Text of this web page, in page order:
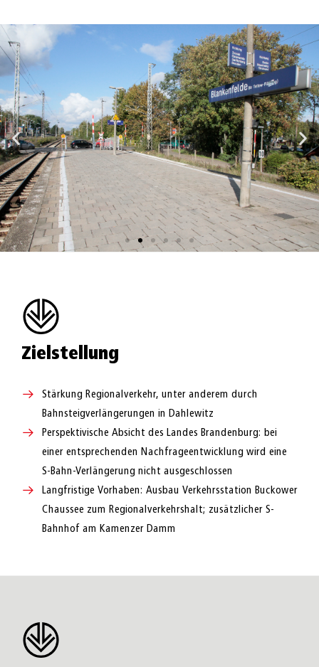
Zielstellung
Stärkung Regionalverkehr, unter anderem durch
Bahnsteigverlängerungen in Dahlewitz
Perspektivische Absicht des Landes Brandenburg: bei
einer entsprechenden Nachfrageentwicklung wird eine
S-Bahn-Verlängerung nicht ausgeschlossen
Langfristige Vorhaben: Ausbau Verkehrsstation Buckower
Chaussee zum Regionalverkehrshalt; zusätzlicher S-
Bahnhof am Kamenzer Damm